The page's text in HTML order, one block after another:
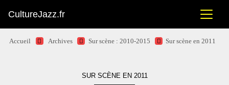
CultureJazz.fr
Accueil Archives Sur scène : 2010-2015 Sur scène en 2011
SUR SCÈNE EN 2011